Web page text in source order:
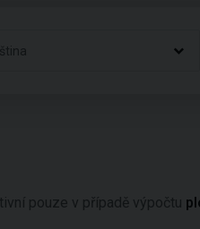
pouze v případě výpočtu